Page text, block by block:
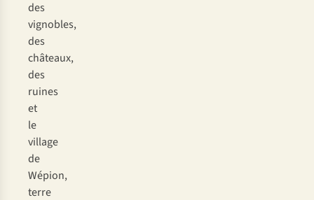
des
vignobles,
des
châteaux,
des
ruines
et
le
village
de
Wépion,
terre